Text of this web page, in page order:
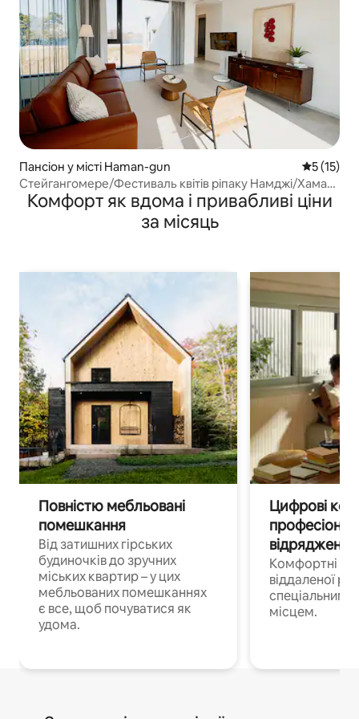
Пансіон у місті Haman-gun Середня
5 (15)
Стейгангомере/Фестиваль квітів ріпаку Намджі/Хаман/
Чханнень/Великі помешкання/Романтичні
помешкання/Велосипедний маршрут Чотирьох річок
Комфорт як вдома і привабливі ціни
за місяць
Повністю мебльовані
помешкання
Від затишних гірських
будиночків до зручних
міських квартир – у цих
мебльованих помешканнях
є все, щоб почуватися як
удома.
Цифрові
Комфортні
віддаленої
спеціальним
місцем.